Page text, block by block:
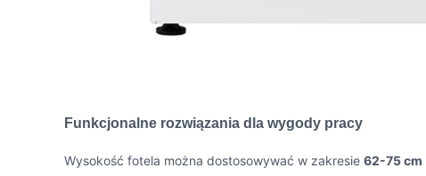
Funkcjonalne rozwiązania dla wygody pracy
Wysokość fotela można dostosowywać w zakresie 62-75 cm